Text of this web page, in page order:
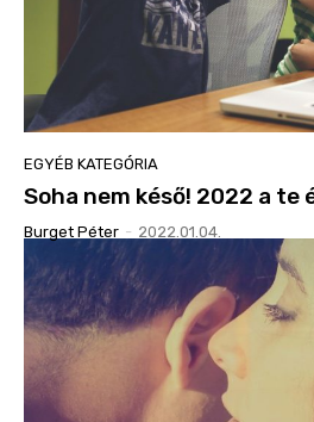
EGYÉB KATEGÓRIA
Soha nem késő! 2022 a te
Burget Péter - 2022.01.04.